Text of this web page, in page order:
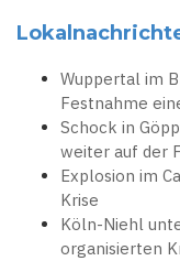
Wuppertal im
Festnahme
Schock in
weiter auf der
Explosion im
Krise
Köln-Niehl
organisierten